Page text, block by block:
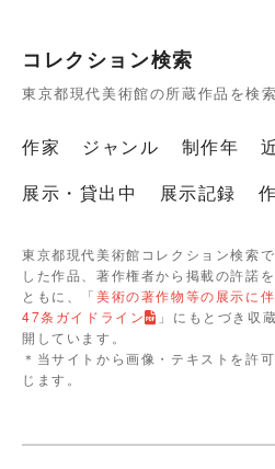
コレクション検索
東京都現代美術館の所蔵作品を検
作家 ジャンル 制作年
展示・貸出中
展示記録
東京都現代美術館コレクション検索
した作品、著作権者から掲載の許諾
ともに、「美術の著作物等の展示に
47条ガイドライン
」にもとづき収
開しています。
＊当サイトから画像・テキストを許
じます。